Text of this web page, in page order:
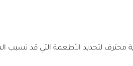
لتحديد الأطعمة التي قد تسبب